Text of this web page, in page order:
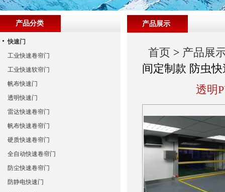
产品展示
首页 > 产品展
间定制款 防虫
透明
产品分类
快速门
工业快速卷帘门
工业快速软帘门
帆布快速门
透明快速门
雷达快速卷帘门
帆布快速卷帘门
硬质快速卷帘门
全自动快速卷帘门
防尘快速卷帘门
防静电快速门